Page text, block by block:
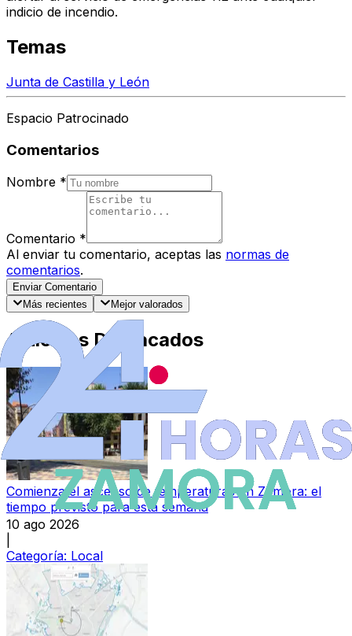
indicio de incendio.
Temas
Junta de Castilla y León
Espacio Patrocinado
Comentarios
Nombre *
Comentario *
Al enviar tu comentario, aceptas las normas de
comentarios.
Enviar Comentario
Más recientes
Mejor valorados
Artículos Destacados
Comienza el ascenso de temperaturas en Zamora: el
tiempo previsto para esta semana
10 ago 2026
Categoría: Local